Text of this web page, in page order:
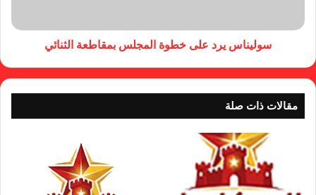
سوليناس يرد على خطوة المجلس بمقاطعة الثنائي
مقالات ذات صلة